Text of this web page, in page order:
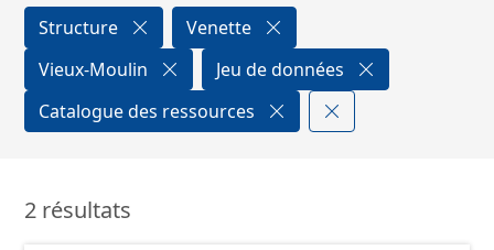
Structure
Venette
Vieux-Moulin
Jeu de données
Catalogue des ressources
2 résultats